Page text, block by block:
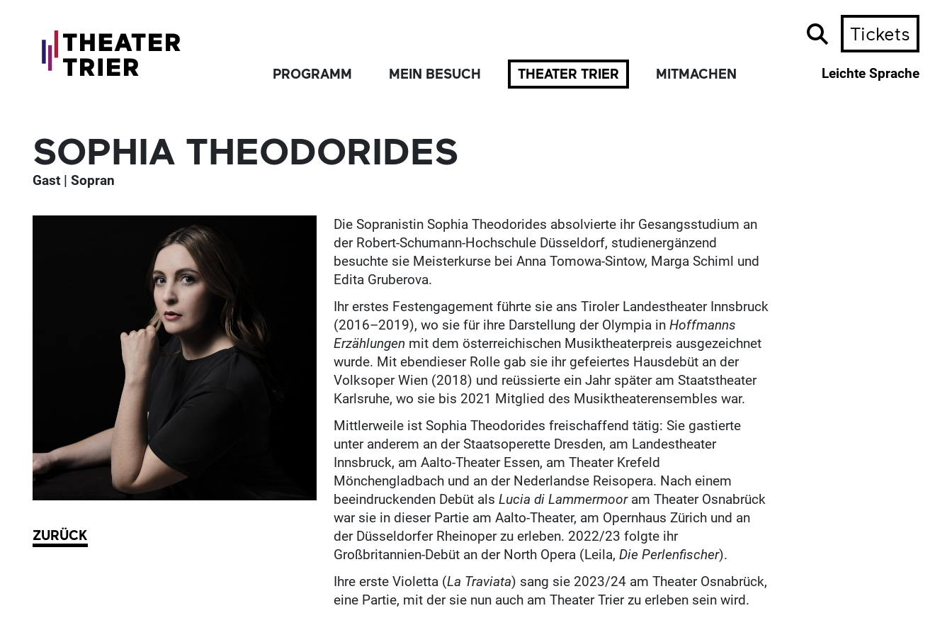
PROGRAMM MEIN BESUCH THEATER TRIER MITMACHEN
Tickets
Leichte Sprache
SOPHIA THEODORIDES
Gast | Sopran
ZURÜCK
Die Sopranistin Sophia Theodorides absolvierte ihr Gesangsstudium an
der Robert-Schumann-Hochschule Düsseldorf, studienergänzend
besuchte sie Meisterkurse bei Anna Tomowa-Sintow, Marga Schiml und
Edita Gruberova.
Ihr erstes Festengagement führte sie ans Tiroler Landestheater Innsbruck
(2016–2019), wo sie für ihre Darstellung der Olympia inHoffmanns
Erzählungen mit dem österreichischen Musiktheaterpreis ausgezeichnet
wurde. Mit ebendieser Rolle gab sie ihr gefeiertes Hausdebüt an der
Volksoper Wien (2018) und reüssierte ein Jahr später am Staatstheater
Karlsruhe, wo sie bis 2021 Mitglied des Musiktheaterensembles war.
Mittlerweile ist Sophia Theodorides freischaffend tätig: Sie gastierte
unter anderem an der Staatsoperette Dresden, am Landestheater
Innsbruck, am Aalto-Theater Essen, am Theater Krefeld
Mönchengladbach und an der Nederlandse Reisopera. Nach einem
beeindruckenden Debüt alsLucia di Lammermooram Theater Osnabrück
war sie in dieser Partie am Aalto-Theater, am Opernhaus Zürich und an
der Düsseldorfer Rheinoper zu erleben. 2022/23 folgte ihr
Großbritannien-Debüt an der North Opera (Leila,Die Perlenfischer).
Ihre erste Violetta (La Traviata) sang sie 2023/24 am Theater Osnabrück,
eine Partie, mit der sie nun auch am Theater Trier zu erleben sein wird.